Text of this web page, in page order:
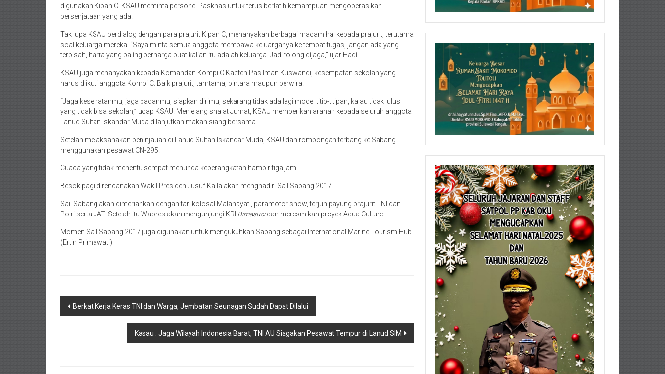
digunakan Kipan C. KSAU meminta personel Paskhas untuk terus berlatih kemampuan mengoperasikan
persenjataan yang ada.
Tak lupa KSAU berdialog dengan para prajurit Kipan C, menanyakan berbagai macam hal kepada prajurit, terutama
soal keluarga mereka. “Saya minta semua anggota membawa keluarganya ke tempat tugas, jangan ada yang
terpisah, harta yang paling berharga buat kalian itu adalah keluarga. Jadi tolong dijaga,” ujar Hadi.
KSAU juga menanyakan kepada Komandan Kompi C Kapten Pas Iman Kuswandi, kesempatan sekolah yang
harus diikuti anggota Kompi C. Baik prajurit, tamtama, bintara maupun perwira.
“Jaga kesehatanmu, jaga badanmu, siapkan dirimu, sekarang tidak ada lagi model titip-titipan, kalau tidak lulus
yang tidak bisa sekolah,” ucap KSAU. Menjelang shalat Jumat, KSAU memberikan arahan kepada seluruh anggota
Lanud Sultan Iskandar Muda dilanjutkan makan siang bersama.
Setelah melaksanakan peninjauan di Lanud Sultan Iskandar Muda, KSAU dan rombongan terbang ke Sabang
menggunakan pesawat CN-295.
Cuaca yang tidak menentu sempat menunda keberangkatan hampir tiga jam.
Besok pagi direncanakan Wakil Presiden Jusuf Kalla akan menghadiri Sail Sabang 2017.
Sail Sabang akan dimeriahkan dengan tari kolosal Malahayati, paramotor show, terjun payung prajurit TNI dan
Polri serta JAT. Setelah itu Wapres akan mengunjungi KRI Bimasucidan meresmikan proyek Aqua Culture.
Momen Sail Sabang 2017 juga digunakan untuk mengukuhkan Sabang sebagai International Marine Tourism Hub.
(Ertin Primawati)
Post
Berkat Kerja Keras TNI dan Warga, Jembatan Seunagan Sudah Dapat Dilalui
Kasau : Jaga Wilayah Indonesia Barat, TNI AU Siagakan Pesawat Tempur di Lanud SIM